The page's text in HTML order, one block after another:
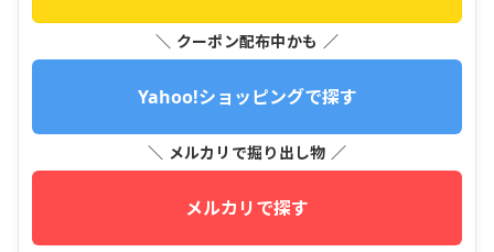
＼ クーポン配布中かも ／
Yahoo!ショッピングで探す
＼ メルカリで掘り出し物 ／
メルカリで探す